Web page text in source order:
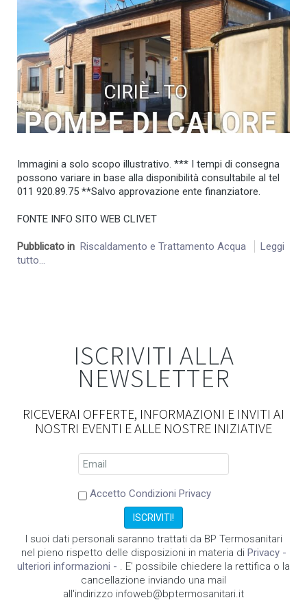
Immagini a solo scopo illustrativo. *** I tempi di consegna
possono variare in base alla disponibilità consultabile al tel
011 920.89.75 **Salvo approvazione ente finanziatore.
FONTE INFO SITO WEB CLIVET
Pubblicato in Riscaldamento e Trattamento Acqua
Leggi
tutto...
ISCRIVITI ALLA
NEWSLETTER
RICEVERAI OFFERTE, INFORMAZIONI E INVITI AI
NOSTRI EVENTI E ALLE NOSTRE INIZIATIVE
Accetto Condizioni Privacy
I suoi dati personali saranno trattati da BP Termosanitari
nel pieno rispetto delle disposizioni in materia di Privacy -
ulteriori informazioni - . E' possibile chiedere la rettifica o la
cancellazione inviando una mail
all'indirizzo infoweb@bptermosanitari.it